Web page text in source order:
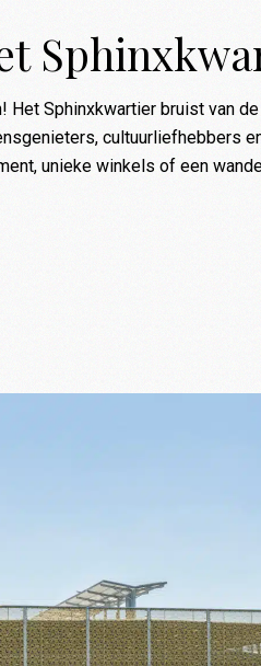
Sphinxkwartier bruist van
cultuurliefhebbers
unieke winkels of een